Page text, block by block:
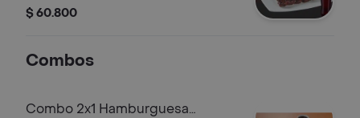
y arepa de queso. + Gaseosa
$ 60.800
Combos
Combo 2x1 Hamburguesa